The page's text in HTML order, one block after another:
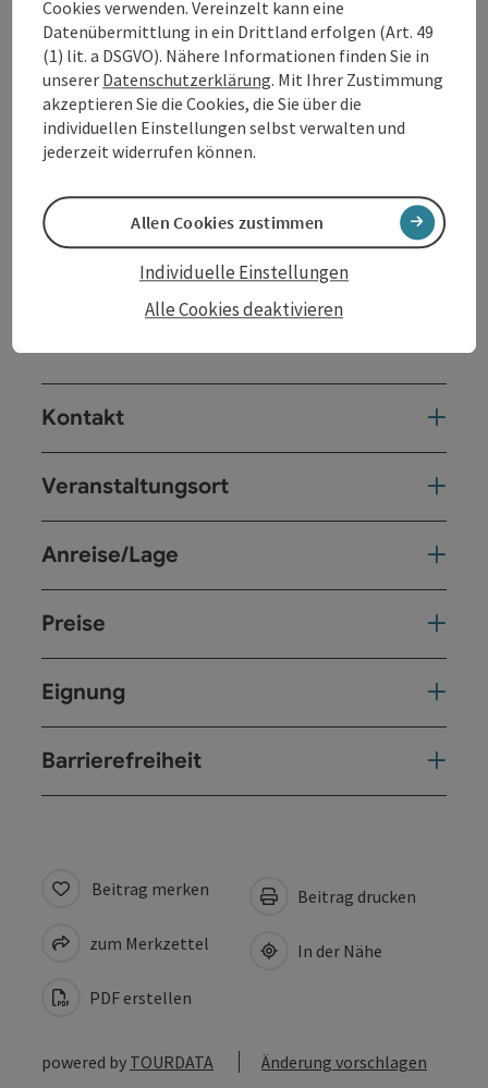
VK 16 € / AK 20 € literaturschiff.at/ticket
ticket@literaturschiff.at
SMS: 0660/768 64 33
Karten ab Herbst auch im Gemeindeamt in Andorf
(Bürgerservice) erhältlich.
Kontakt
Veranstaltungsort
Anreise/Lage
Preise
Eignung
Barrierefreiheit
Beitrag merken
zum Merkzettel
PDF erstellen
Beitrag drucken
In der Nähe
powered by TOURDATA Änderung vorschlagen
Cookies verwenden. Vereinzelt kann eine
Datenübermittlung in ein Drittland erfolgen (Art. 49
(1) lit. a DSGVO). Nähere Informationen finden Sie in
unserer Datenschutzerklärung. Mit Ihrer Zustimmung
akzeptieren Sie die Cookies, die Sie über die
individuellen Einstellungen selbst verwalten und
jederzeit widerrufen können.
Alle Cookies deaktivieren
Individuelle Einstellungen
Allen Cookies zustimmen